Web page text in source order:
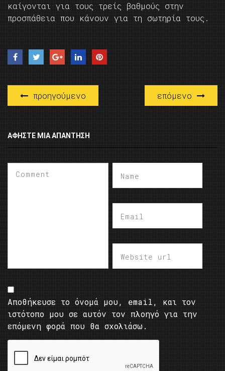
καίγονται για τους τρείς βαθμούς στην
προσπάθεια που κάνουν για τη σωτηρία τους.
προηγούμενο επόμενο
ΑΦΉΣΤΕ ΜΙΑ ΑΠΆΝΤΗΣΗ
Αποθήκευσε το όνομά μου, email, και τον
ιστότοπο μου σε αυτόν τον πλοηγό για την
επόμενη φορά που θα σχολιάσω.